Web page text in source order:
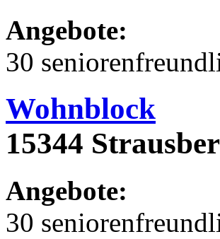
Angebote:
30
Wohnblock
15344
Angebote:
30